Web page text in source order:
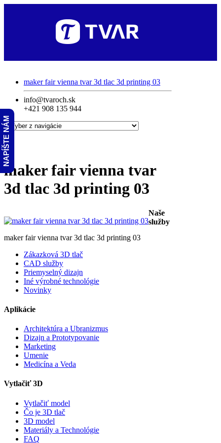
maker fair vienna tvar 3d tlac 3d printing 03
info@tvaroch.sk
+421 908 135 944
maker fair vienna tvar
3d tlac 3d printing 03
maker fair vienna tvar 3d tlac 3d printing 03
Naše
služby
Zákazková 3D tlač
CAD služby
Priemyselný dizajn
Iné výrobné technológie
Novinky
Aplikácie
Architektúra a Ubranizmus
Dizajn a Prototypovanie
Marketing
Umenie
Medicína a Veda
Vytlačiť 3D
Vytlačiť model
Čo je 3D tlač
3D model
Materiály a Technológie
FAQ
NAPÍŠTE NÁM